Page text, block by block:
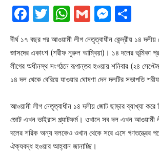
Facebook
Twitter
WhatsApp
Gmail
দীর্ঘ ১৭ বছর পর আওয়ামী লীগ নেতৃত্বাধীন কেন্দ্রীয় ১৪ দলীয়
জাসদের একাংশ (শরীফ নুরুল আম্বিয়া)। ১৪ দলের ভূমিকা
লীগের অধীনস্থ সংগঠনে রূপান্তর হওয়ায় শনিবার (২৪
১৪ দল থেকে বেরিয়ে যাওয়ার ঘোষণা দেন দলটির সভাপতি
আওয়ামী লীগ নেতৃত্বাধীন ১৪ দলীয় জোট ছাড়ার ব্যাখ্যা করে
জোট এখন ভাইরাস প্ল্যাটফর্ম। ওখানে সব দল এখন আওয়ামী
দলের শরিক অন্য দলকেও ওখান থেকে সরে এসে গণতন্ত্রের
ঐক্যবদ্ধ হওয়ার আহ্বান জানাচ্ছি।